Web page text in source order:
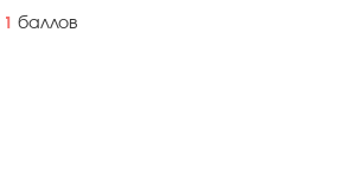
1 баллов